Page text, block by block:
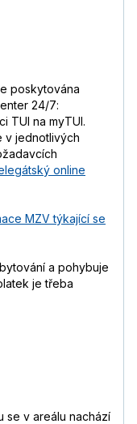
poskytována
24/7:
TUI na myTUI.
v jednotlivých
online
MZV týkající se
a pohybuje
je třeba
se v areálu nachází